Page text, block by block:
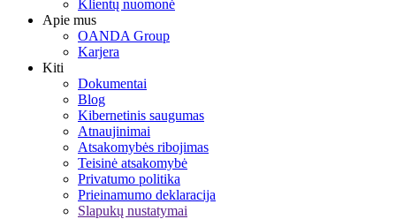
Klientų nuomonė
Apie mus
OANDA Group
Karjera
Kiti
Dokumentai
Blog
Kibernetinis saugumas
Atnaujinimai
Atsakomybės ribojimas
Teisinė atsakomybė
Privatumo politika
Prieinamumo deklaracija
Slapukų nustatymai